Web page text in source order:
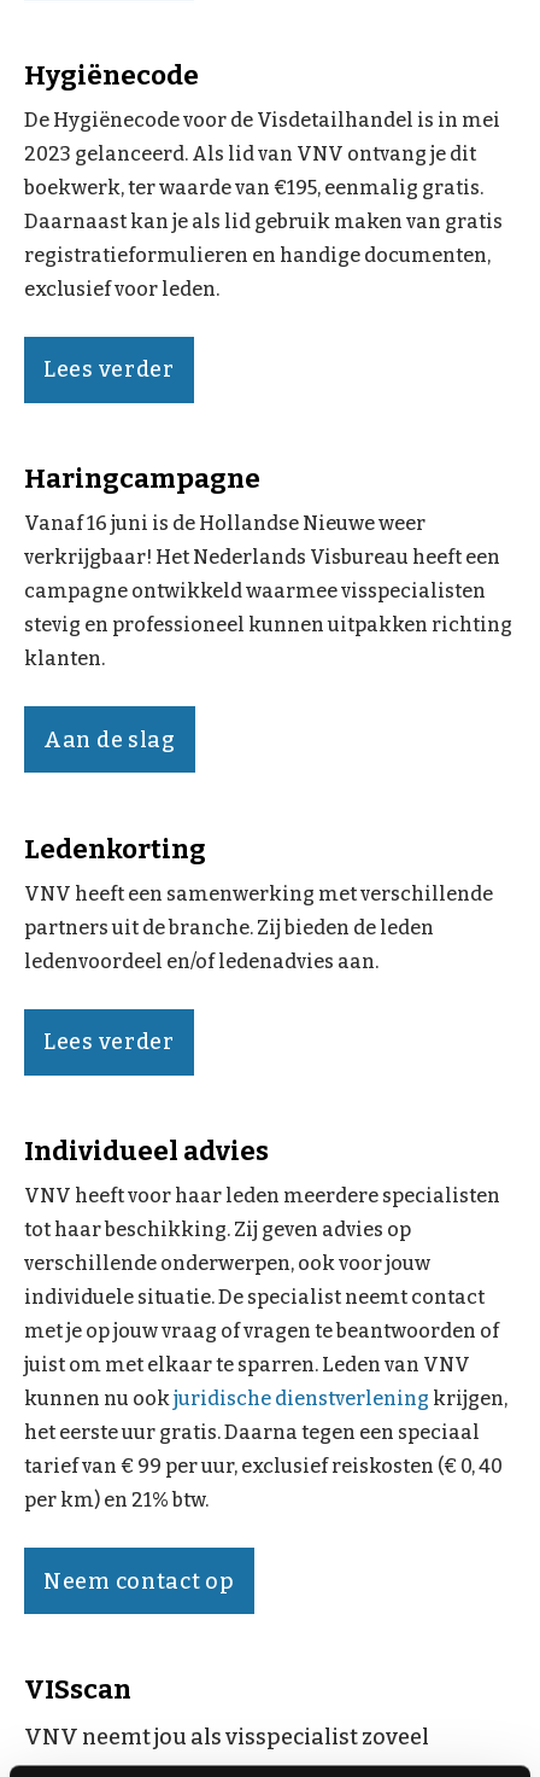
Hygiënecode
De Hygiënecode voor de Visdetailhandel is in mei
2023 gelanceerd. Als lid van VNV ontvang je dit
boekwerk, ter waarde van €195, eenmalig gratis.
Daarnaast kan je als lid gebruik maken van gratis
registratieformulieren en handige documenten,
exclusief voor leden.
Lees verder
Haringcampagne
Vanaf 16 juni is de Hollandse Nieuwe weer
verkrijgbaar! Het Nederlands Visbureau heeft een
campagne ontwikkeld waarmee visspecialisten
stevig en professioneel kunnen uitpakken richting
klanten.
Aan de slag
Ledenkorting
VNV heeft een samenwerking met verschillende
partners uit de branche. Zij bieden de leden
ledenvoordeel en/of ledenadvies aan.
Lees verder
Individueel advies
VNV heeft voor haar leden meerdere specialisten
tot haar beschikking. Zij geven advies op
verschillende onderwerpen, ook voor jouw
individuele situatie. De specialist neemt contact
met je op jouw vraag of vragen te beantwoorden of
juist om met elkaar te sparren. Leden van VNV
kunnen nu ookjuridische dienstverlening krijgen,
het eerste uur gratis. Daarna tegen een speciaal
tarief van € 99 per uur, exclusief reiskosten (€ 0, 40
per km) en 21% btw.
Neem contact op
VISscan
VNV neemt jou als visspecialist zoveel